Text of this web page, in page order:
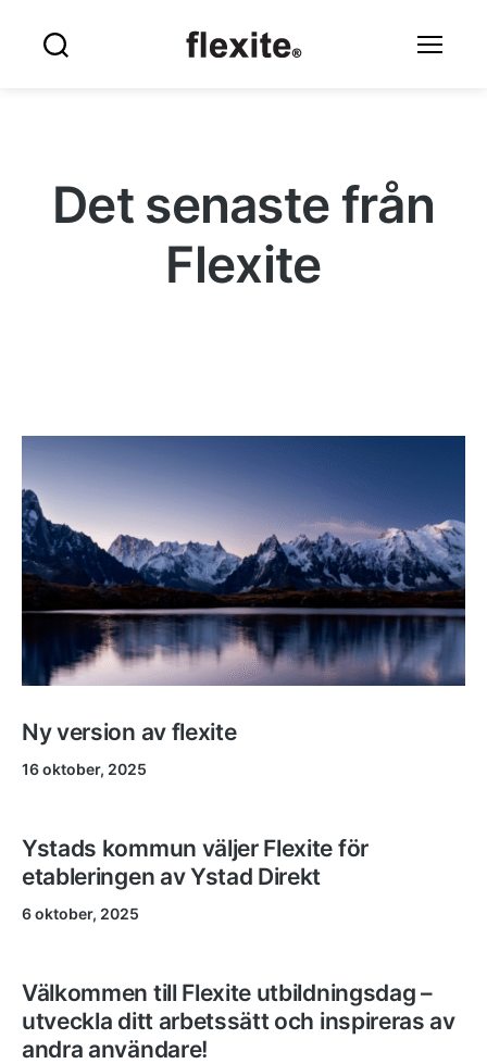
Det senaste från
Flexite
Ny version av flexite
16 oktober, 2025
Ystads kommun väljer Flexite för
etableringen av Ystad Direkt
6 oktober, 2025
Välkommen till Flexite utbildningsdag –
utveckla ditt arbetssätt och inspireras av
andra användare!